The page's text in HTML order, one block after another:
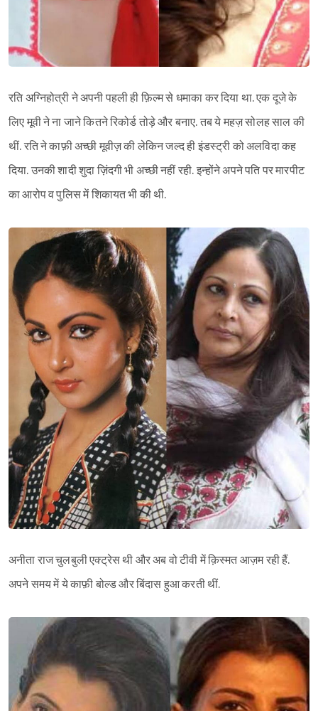
रति अग्निहोत्री ने अपनी पहली ही फ़िल्म से धमाका कर दिया था. एक दूजे के
लिए मूवी ने ना जाने कितने रिकोर्ड तोड़े और बनाए. तब ये महज़ सोलह साल की
थीं. रति ने काफ़ी अच्छी मूवीज़ की लेकिन जल्द ही इंडस्ट्री को अलविदा कह
दिया. उनकी शादी शुदा ज़िंदगी भी अच्छी नहीं रही. इन्होंने अपने पति पर मारपीट
का आरोप व पुलिस में शिकायत भी की थी.
अनीता राज चुलबुली एक्ट्रेस थी और अब वो टीवी में क़िस्मत आज़म रही हैं.
अपने समय में ये काफ़ी बोल्ड और बिंदास हुआ करती थीं.